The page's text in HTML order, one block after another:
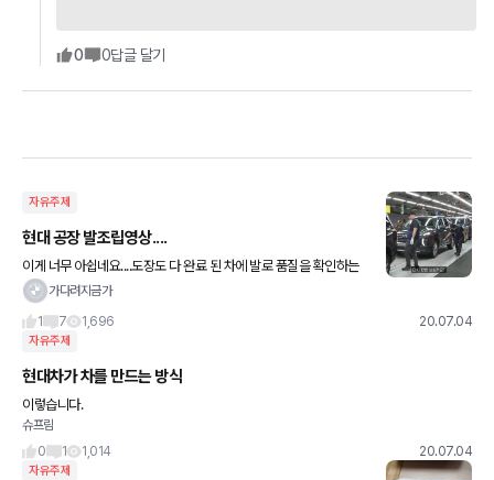
0 0답글 달기
자유주제
현대 공장 발조립영상....
이게 너무 아쉽네요....도장도 다 완료 된 차에 발로 품질을 확인하는
게.... 내 차에 그랬을거라고 생각하니 기분이 너무 나쁘네요....ㅠㅠ역
가다려지금가
1
7 1,696 20.07.04
자유주제
현대차가 차를 만드는 방식
이렇습니다.
슈프림
0
1 1,014 20.07.04
자유주제